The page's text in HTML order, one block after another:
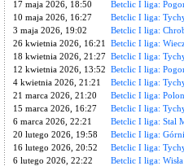
17 maja 2026, 18:50
Betclic I liga:
10 maja 2026, 16:27
Betclic I liga:
3 maja 2026, 19:02
Betclic I liga:
26 kwietnia 2026, 16:21
Betclic I liga:
18 kwietnia 2026, 21:27 Betclic I liga:
12 kwietnia 2026, 13:52 Betclic I liga:
4 kwietnia 2026, 21:21
Betclic I liga:
21 marca 2026, 21:20
Betclic I liga:
15 marca 2026, 16:27
Betclic I liga:
6 marca 2026, 22:21
Betclic I liga: Stal
20 lutego 2026, 19:58
Betclic I liga:
16 lutego 2026, 20:52
Betclic I liga:
6 lutego 2026, 22:22
Betclic I liga: